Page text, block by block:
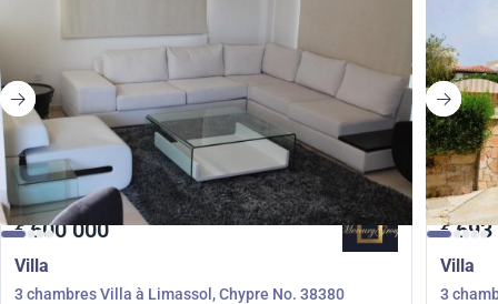
€600 000
Villa
3 chambres Villa à Limassol, Chypre No. 38380
€693
Villa
3